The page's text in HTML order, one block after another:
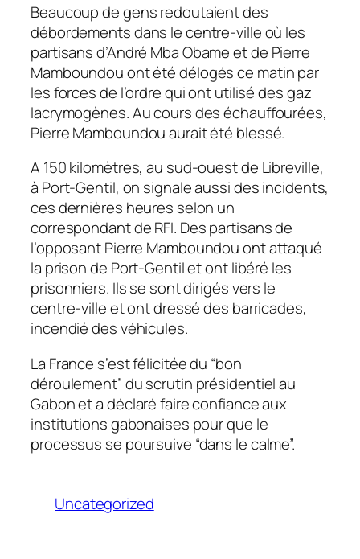
Beaucoup de gens redoutaient des
débordements dans le centre-ville où les
partisans d’André Mba Obame et de Pierre
Mamboundou ont été délogés ce matin par
les forces de l’ordre qui ont utilisé des gaz
lacrymogènes. Au cours des échauffourées,
Pierre Mamboundou aurait été blessé.
A 150 kilomètres, au sud-ouest de Libreville,
à Port-Gentil, on signale aussi des incidents,
ces dernières heures selon un
correspondant de RFI. Des partisans de
l’opposant Pierre Mamboundou ont attaqué
la prison de Port-Gentil et ont libéré les
prisonniers. Ils se sont dirigés vers le
centre-ville et ont dressé des barricades,
incendié des véhicules.
La France s’est félicitée du “bon
déroulement” du scrutin présidentiel au
Gabon et a déclaré faire confiance aux
institutions gabonaises pour que le
processus se poursuive “dans le calme”.
Uncategorized